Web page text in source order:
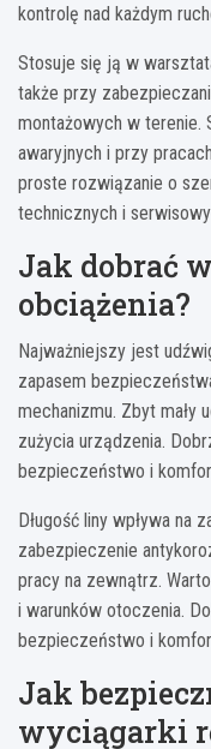
kontrolę nad każdym
Stosuje się ją w
także przy
montażowych w terenie.
awaryjnych i przy
proste rozwiązanie o
technicznych i
Jak dobrać
obciążenia?
Najważniejszy jest
zapasem
mechanizmu. Zbyt mały
zużycia urządzenia.
bezpieczeństwo i
Długość liny wpływa na
zabezpieczenie
pracy na zewnątrz.
i warunków otoczenia.
bezpieczeństwo i
Jak
wyciągarki